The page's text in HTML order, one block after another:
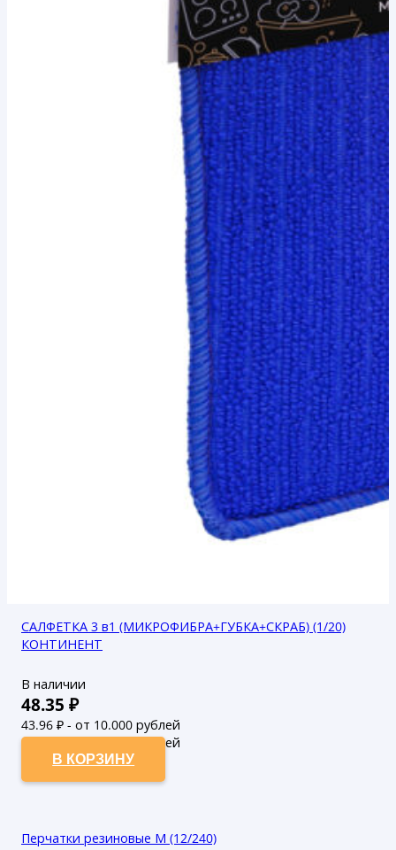
САЛФЕТКА 3 в1 (МИКРОФИБРА+ГУБКА+СКРАБ) (1/20)
КОНТИНЕНТ
В наличии
48.35 ₽
43.96 ₽ - от 10.000 рублей
39.96₽ - от 50.000 рублей
В КОРЗИНУ
Перчатки резиновые М (12/240)